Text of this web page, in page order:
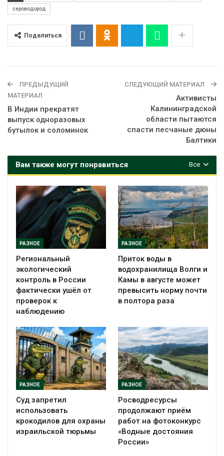
сероводород
Поделиться
ПРЕДЫДУЩИЙ
МАТЕРИАЛ
В Индии прекратят
выпуск одноразовых
бутылок и соломинок
СЛЕДУЮЩИЙ МАТЕРИАЛ
Активисты
Калининградской
области пытаются
спасти песчаные дюны
Балтики
Все
Вам также могут понравиться
РАЗНОЕ
Региональный
экологический
контроль в России
фактически ушёл от
проверок к
наблюдению
РАЗНОЕ
Приток воды в
водохранилища Волги и
Камы в августе может
превысить норму почти
в полтора раза
РАЗНОЕ
Суд запретил
использовать
крокодилов для охраны
израильской тюрьмы
РАЗНОЕ
Росводресурсы
продолжают приём
работ на фотоконкурс
«Водные достояния
России»